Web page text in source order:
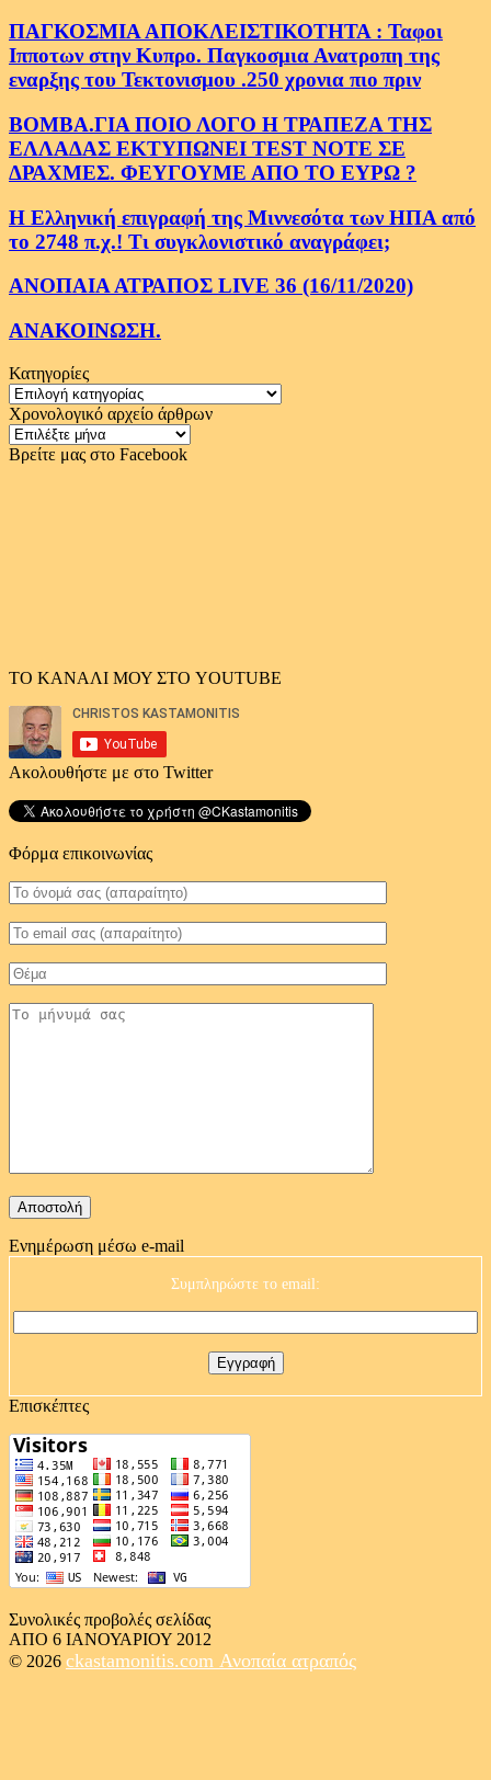
ΠΑΓΚΟΣΜΙΑ ΑΠΟΚΛΕΙΣΤΙΚΟΤΗΤΑ : Ταφοι
Ιπποτων στην Κυπρο. Παγκοσμια Ανατροπη της
εναρξης του Τεκτονισμου .250 χρονια πιο πριν
ΒΟΜΒΑ.ΓΙΑ ΠΟΙΟ ΛΟΓΟ Η ΤΡΑΠΕΖΑ ΤΗΣ
ΕΛΛΑΔΑΣ ΕΚΤΥΠΩΝΕΙ TEST NOTE ΣΕ
ΔΡΑΧΜΕΣ. ΦΕΥΓΟΥΜΕ ΑΠΟ ΤΟ ΕΥΡΩ ?
Η Ελληνική επιγραφή της Μιννεσότα των ΗΠΑ από
το 2748 π.χ.! Τι συγκλονιστικό αναγράφει;
ΑΝΟΠΑΙΑ ΑΤΡΑΠΟΣ LIVE 36 (16/11/2020)
ΑΝΑΚΟΙΝΩΣΗ.
Κατηγορίες
Κατηγορίες
Χρονολογικό αρχείο άρθρων
Χρονολογικό
αρχείο
Βρείτε μας στο Facebook
ΤΟ ΚΑΝΑΛΙ ΜΟΥ ΣΤΟ YOUTUBE
Ακολουθήστε με στο Twitter
Φόρμα επικοινωνίας
Ενημέρωση μέσω e-mail
Συμπληρώστε το email:
Επισκέπτες
Συνολικές προβολές σελίδας
ΑΠΟ 6 ΙΑΝΟΥΑΡΙΟΥ 2012
© 2026 ckastamonitis.com Ανοπαία ατραπός